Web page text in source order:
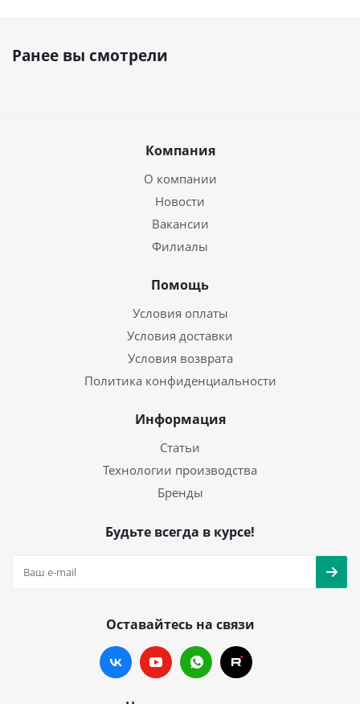
Ранее вы смотрели
Компания
О компании
Новости
Вакансии
Филиалы
Помощь
Условия оплаты
Условия доставки
Условия возврата
Политика конфиденциальности
Информация
Статьи
Технологии производства
Бренды
Будьте всегда в курсе!
Оставайтесь на связи